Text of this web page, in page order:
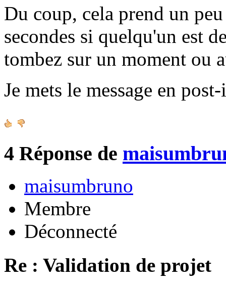
Du coup, cela prend un
secondes si quelqu'un est
tombez sur un moment ou
Je mets le message en
4 Réponse de
maisumbruno
Membre
Déconnecté
Re : Validation de projet